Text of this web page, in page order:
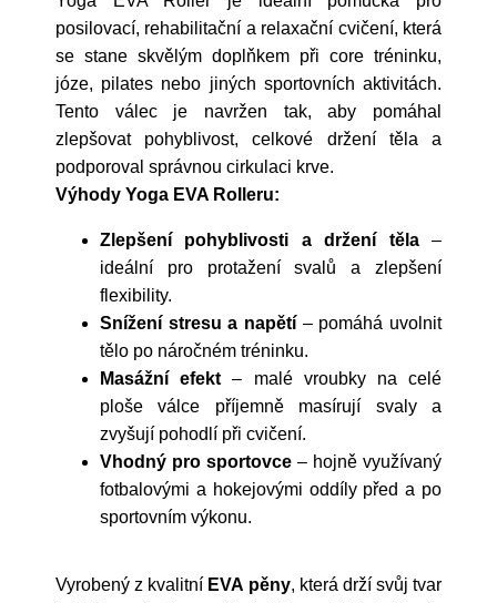
posilovací, rehabilitační a relaxační cvičení, která
se stane skvělým doplňkem při core tréninku,
józe, pilates nebo jiných sportovních aktivitách.
Tento válec je navržen tak, aby pomáhal
zlepšovat pohyblivost, celkové držení těla a
podporoval správnou cirkulaci krve.
Výhody Yoga EVA Rolleru:
Zlepšení pohyblivosti a držení těla–
ideální pro protažení svalů a zlepšení
flexibility.
Snížení stresu a napětí – pomáhá uvolnit
tělo po náročném tréninku.
Masážní efekt – malé vroubky na celé
ploše válce příjemně masírují svaly a
zvyšují pohodlí při cvičení.
Vhodný pro sportovce – hojně využívaný
fotbalovými a hokejovými oddíly před a po
sportovním výkonu.
Vyrobený z kvalitní EVA pěny, která drží svůj tvar